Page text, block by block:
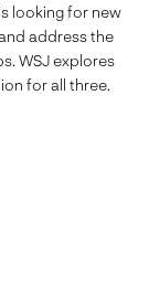
looking for new
address the
WSJ explores
for all three.